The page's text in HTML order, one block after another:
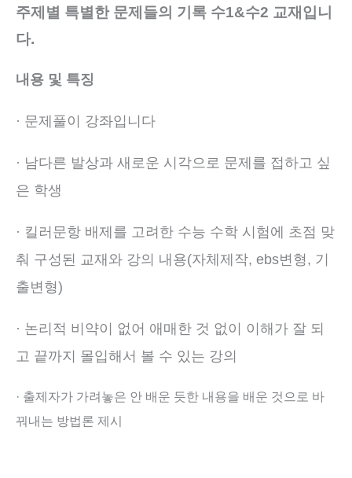
수
량
주제별 특별한 문제들의 기록 수1&수2 교재입니
다.
내용 및 특징
· 문제풀이 강좌입니다
· 남다른 발상과 새로운 시각으로 문제를 접하고 싶
은 학생
· 킬러문항 배제를 고려한 수능 수학 시험에 초점 맞
춰 구성된 교재와 강의 내용(자체제작, ebs변형, 기
출변형)
· 논리적 비약이 없어 애매한 것 없이 이해가 잘 되
고 끝까지 몰입해서 볼 수 있는 강의
· 출제자가 가려놓은 안 배운 듯한 내용을 배운 것으로 바
꿔내는 방법론 제시